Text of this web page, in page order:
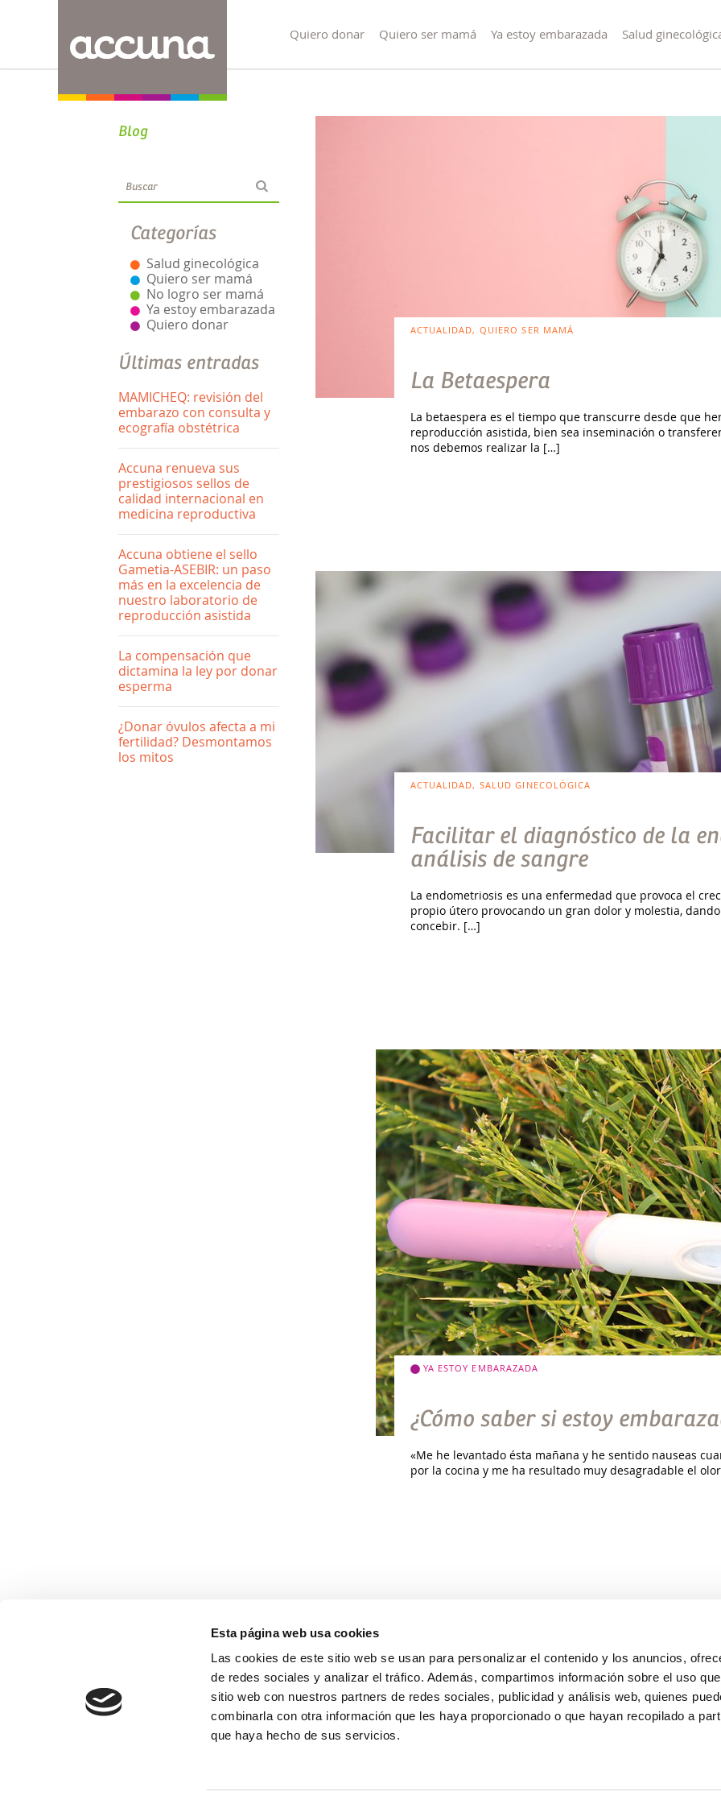
Esta página web usa cookies
Las cookies de este sitio web se usan para personalizar el contenido y los anuncios,
de redes sociales y analizar el tráfico. Además, compartimos información sobre el uso
sitio web con nuestros partners de redes sociales, publicidad y análisis web, quienes
combinarla con otra información que les haya proporcionado o que hayan recopilado a
que haya hecho de sus servicios.
Quiero donar Quiero ser mamá Ya estoy embarazada Salud
Blog
Categorías
Salud ginecológica
Quiero ser mamá
No logro ser mamá
Ya estoy embarazada
Quiero donar
Últimas entradas
MAMICHEQ: revisión del
embarazo con consulta y
ecografía obstétrica
Accuna renueva sus
prestigiosos sellos de
calidad internacional en
medicina reproductiva
Accuna obtiene el sello
Gametia-ASEBIR: un paso
más en la excelencia de
nuestro laboratorio de
reproducción asistida
La compensación que
dictamina la ley por donar
esperma
¿Donar óvulos afecta a mi
fertilidad? Desmontamos
los mitos
ACTUALIDAD, QUIERO SER MAMÁ
La Betaespera
La betaespera es el tiempo que transcurre desde que
reproducción asistida, bien sea inseminación o
nos debemos realizar la […]
ACTUALIDAD, SALUD GINECOLÓGICA
Facilitar el diagnóstico de la
análisis de sangre
La endometriosis es una enfermedad que provoca el
propio útero provocando un gran dolor y molestia,
concebir. […]
YA ESTOY EMBARAZADA
¿Cómo saber si estoy
«Me he levantado ésta mañana y he sentido nauseas
por la cocina y me ha resultado muy desagradable el
Avda. Pintor Xavier Soler, 18 (Rotonda Jesuitas)
03015 Alicante